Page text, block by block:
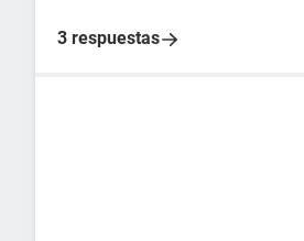
3 respuestas